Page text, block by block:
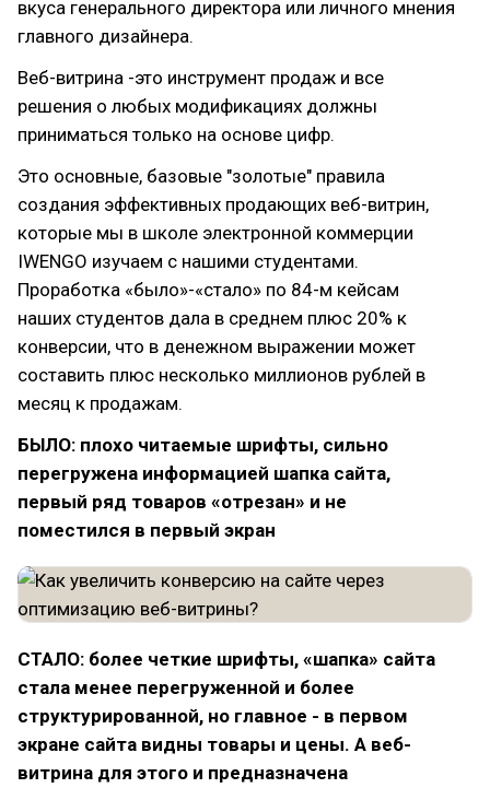
вкуса генерального директора или личного мнения
главного дизайнера.
Веб-витрина -это инструмент продаж и все
решения о любых модификациях должны
приниматься только на основе цифр.
Это основные, базовые "золотые" правила
создания эффективных продающих веб-витрин,
которые мы в школе электронной коммерции
IWENGO изучаем с нашими студентами.
Проработка «было»-«стало» по 84-м кейсам
наших студентов дала в среднем плюс 20% к
конверсии, что в денежном выражении может
составить плюс несколько миллионов рублей в
месяц к продажам.
БЫЛО: плохо читаемые шрифты, сильно
перегружена информацией шапка сайта,
первый ряд товаров «отрезан» и не
поместился в первый экран
СТАЛО: более четкие шрифты, «шапка» сайта
стала менее перегруженной и более
структурированной, но главное - в первом
экране сайта видны товары и цены. А веб-
витрина для этого и предназначена